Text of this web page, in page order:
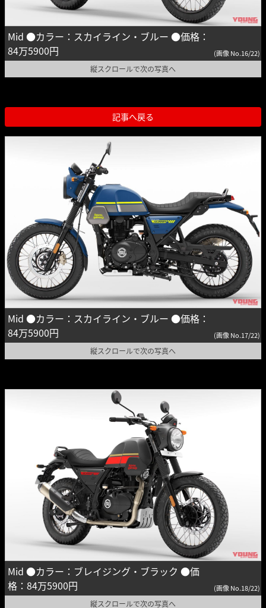
Mid ●カラー：スカイライン・ブルー ●価格：
84万5900円
(画像 No.16/22)
縦スクロールで次の写真へ
記事へ戻る
Mid ●カラー：スカイライン・ブルー ●価格：
84万5900円
(画像 No.17/22)
縦スクロールで次の写真へ
Mid ●カラー：ブレイジング・ブラック ●価
格：84万5900円
(画像 No.18/22)
縦スクロールで次の写真へ